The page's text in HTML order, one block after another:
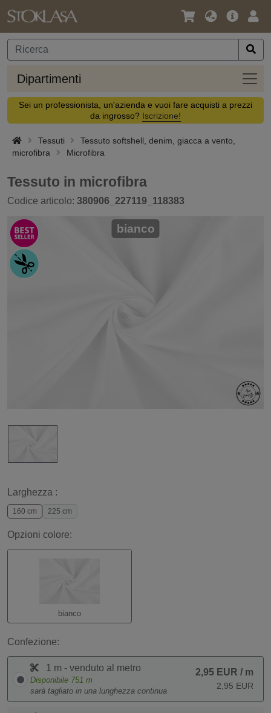
Lingua
Valuta
Offerta
Dipartimenti
Sei un professionista, un'azienda e vuoi fare acquisti a prezzi
da ingrosso? Iscrizione!
Tessuti
Tessuto softshell, denim, giacca a vento,
microfibra
Microfibra
Tessuto in microfibra
Codice articolo: 380906_227119_118383
bianco
Larghezza :
160 cm 225 cm
Opzioni colore:
bianco
Confezione:
1 m - venduto al metro
Disponibile 751 m
sarà tagliato in una lunghezza continua
2,95 EUR / m
2,95 EUR